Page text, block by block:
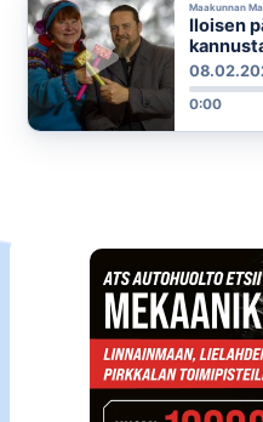
Maakunnan
Iloisen
tapoihin
0:00